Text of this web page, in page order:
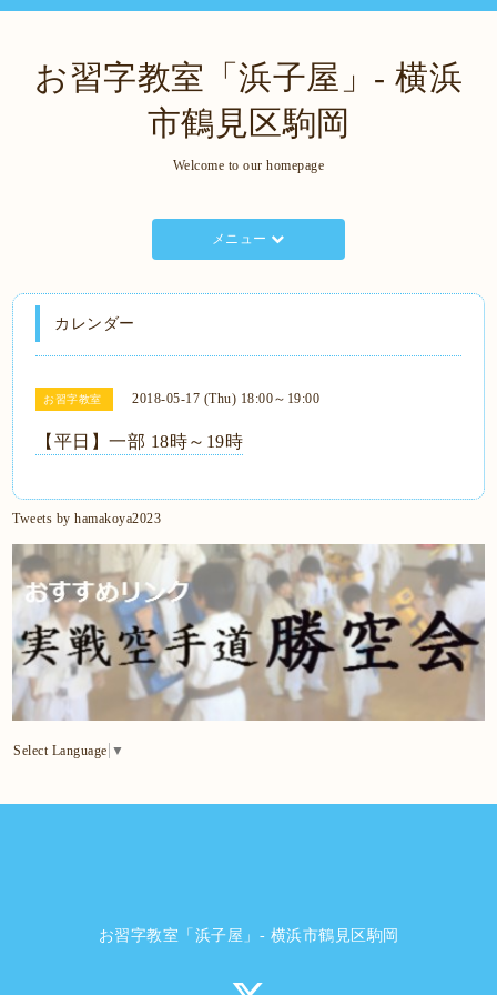
お習字教室「浜子屋」- 横浜
市鶴見区駒岡
Welcome to our homepage
メニュー
カレンダー
お習字教室 2018-05-17 (Thu) 18:00～19:00
【平日】一部 18時～19時
Tweets by hamakoya2023
Select Language ▼
お習字教室「浜子屋」- 横浜市鶴見区駒岡